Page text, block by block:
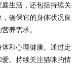
生活，还包括持续关
确保它的身体状况良
养需求。
和心理健康。通过定
。持续关注猫咪的情